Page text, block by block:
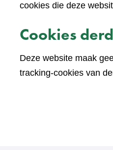
cookies die deze
Cookies
Deze website maak
tracking-cookies van